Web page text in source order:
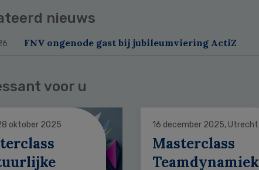
nieuws
FNV ongenode gast bij jubileumviering ActiZ
voor u
oktober 2025 16 december 2025, Utrecht
Masterclass
Teamdynamiek